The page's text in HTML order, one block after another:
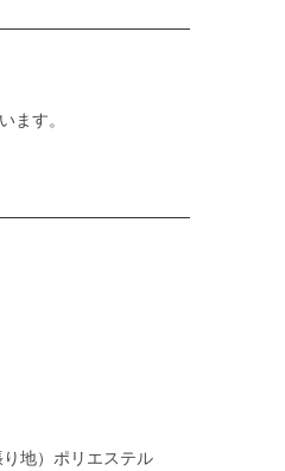
ます。
地）ポリエステル